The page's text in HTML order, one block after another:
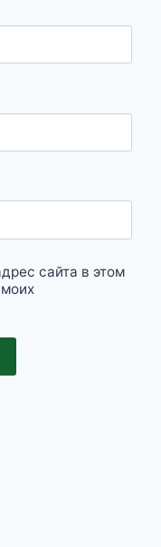
сайта в этом